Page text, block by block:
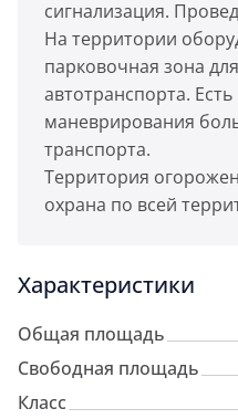
сигнализация.
На территории
парковочная зона
автотранспорта.
маневрирования
транспорта.
Территория
охрана по всей
Характеристики
Общая площадь
Свободная площадь
Класс